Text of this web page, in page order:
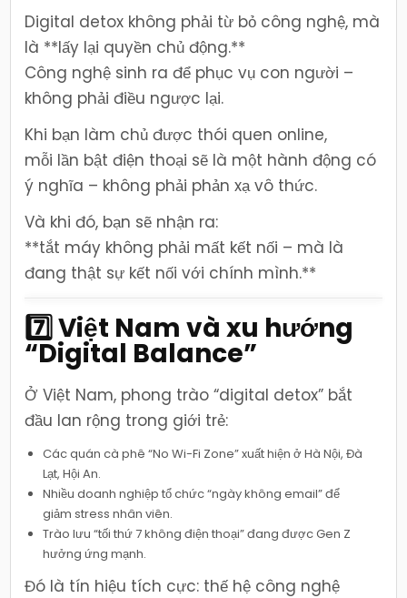
Digital detox không phải từ bỏ công nghệ, mà
là **lấy lại quyền chủ động.**
Công nghệ sinh ra để phục vụ con người –
không phải điều ngược lại.
Khi bạn làm chủ được thói quen online,
mỗi lần bật điện thoại sẽ là một hành động có
ý nghĩa – không phải phản xạ vô thức.
Và khi đó, bạn sẽ nhận ra:
**tắt máy không phải mất kết nối – mà là
đang thật sự kết nối với chính mình.**
7️⃣ Việt Nam và xu hướng
“Digital Balance”
Ở Việt Nam, phong trào “digital detox” bắt
đầu lan rộng trong giới trẻ:
Các quán cà phê “No Wi-Fi Zone” xuất hiện ở Hà Nội, Đà
Lạt, Hội An.
Nhiều doanh nghiệp tổ chức “ngày không email” để
giảm stress nhân viên.
Trào lưu “tối thứ 7 không điện thoại” đang được Gen Z
hưởng ứng mạnh.
Đó là tín hiệu tích cực: thế hệ công nghệ